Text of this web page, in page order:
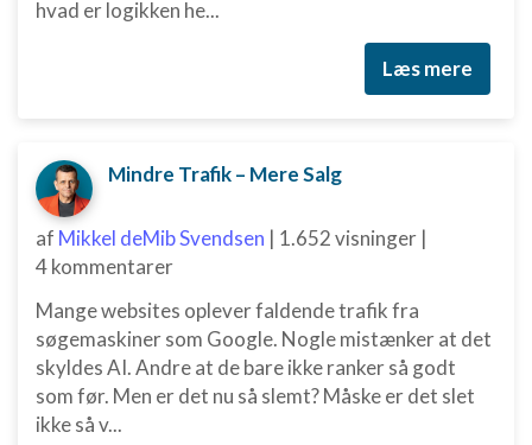
hvad er logikken he...
Læs mere
Mindre Trafik – Mere Salg
af Mikkel deMib Svendsen | 1.652 visninger |
4 kommentarer
Mange websites oplever faldende trafik fra
søgemaskiner som Google. Nogle mistænker at det
skyldes AI. Andre at de bare ikke ranker så godt
som før. Men er det nu så slemt? Måske er det slet
ikke så v...